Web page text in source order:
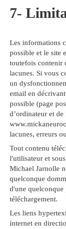
7-
Les informations
possible et le site
toutefois contenir
lacunes. Si vous
un
email en
possible (page
d’ordinateur et
lacunes, erreurs
Tout contenu
l'utilisateur et
Michael Jarnolle
quelconque
d'une quelconque
téléchargement.
Les liens
internet en